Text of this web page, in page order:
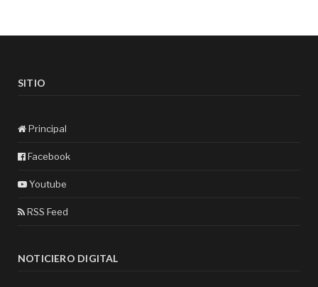
SITIO
Principal
Facebook
Youtube
RSS Feed
NOTICIERO DIGITAL